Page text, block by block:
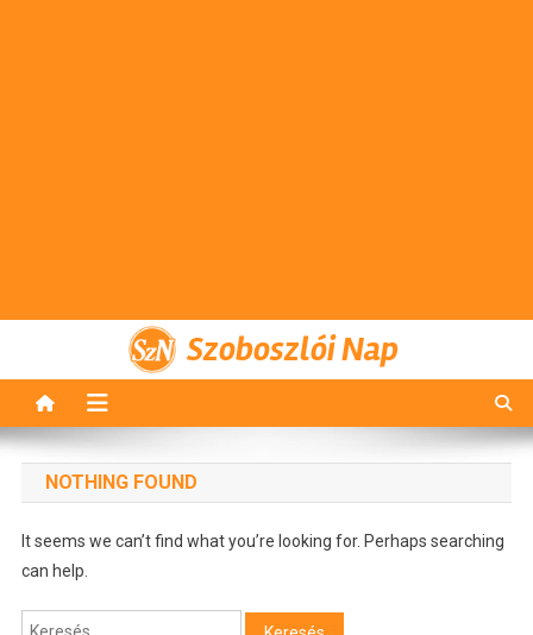
Szoboszlói Nap
NOTHING FOUND
It seems we can’t find what you’re looking for. Perhaps searching
can help.
Keresés: